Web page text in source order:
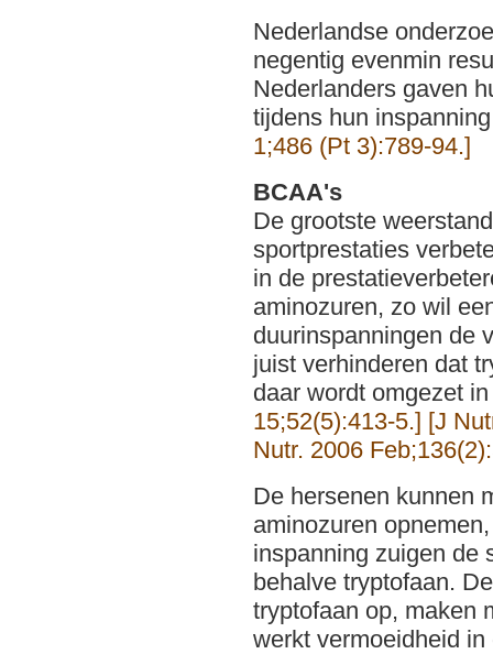
Nederlandse
negentig evenmin
Nederlanders gaven
tijdens hun
1;486 (Pt 3):789-94.]
BCAA's
De grootste
sportprestaties
in de
aminozuren, zo wil
duurinspanningen de
juist verhinderen dat
daar wordt omgezet
15;52(5):413-5.] [J
Nutr. 2006
De hersenen kunnen
aminozuren
inspanning zuigen de
behalve tryptofaan.
tryptofaan op, maken
werkt vermoeidheid in